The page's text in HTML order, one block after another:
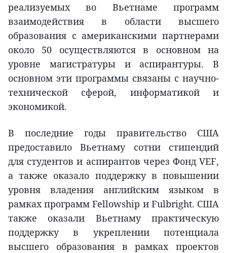
реализуемых во Вьетнаме программ
взаимодействия в области высшего
образования с американскими партнерами
около 50 осуществляются в основном на
уровне магистратуры и аспирантуры. В
основном эти программы связаны с научно-
технической сферой, информатикой и
экономикой.
В последние годы правительство США
предоставило Вьетнаму сотни стипендий
для студентов и аспирантов через Фонд VEF,
а также оказало поддержку в повышении
уровня владения английским языком в
рамках программ Fellowship и Fulbright. США
также оказали Вьетнаму практическую
поддержку в укреплении потенциала
высшего образования в рамках проектов